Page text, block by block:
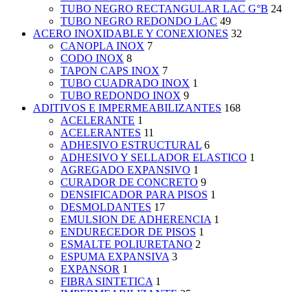
TUBO NEGRO RECTANGULAR LAC G°B 24
TUBO NEGRO REDONDO LAC 49
ACERO INOXIDABLE Y CONEXIONES 32
CANOPLA INOX 7
CODO INOX 8
TAPON CAPS INOX 7
TUBO CUADRADO INOX 1
TUBO REDONDO INOX 9
ADITIVOS E IMPERMEABILIZANTES 168
ACELERANTE 1
ACELERANTES 11
ADHESIVO ESTRUCTURAL 6
ADHESIVO Y SELLADOR ELASTICO 1
AGREGADO EXPANSIVO 1
CURADOR DE CONCRETO 9
DENSIFICADOR PARA PISOS 1
DESMOLDANTES 17
EMULSION DE ADHERENCIA 1
ENDURECEDOR DE PISOS 1
ESMALTE POLIURETANO 2
ESPUMA EXPANSIVA 3
EXPANSOR 1
FIBRA SINTETICA 1